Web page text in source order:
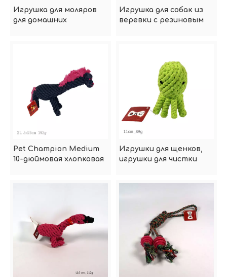
Игрушка для моляров
для домашних
Игрушка для собак из
веревки с резиновым
Pet Champion Medium
10-дюймовая хлопковая
Игрушки для щенков,
игрушки для чистки